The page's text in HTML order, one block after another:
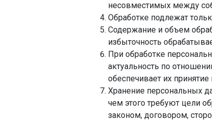
несовместимых между
Обработке подлежат
Содержание и объем
избыточность
При обработке
актуальность по
обеспечивает их
Хранение персональных
чем этого требуют цели
законом, договором,